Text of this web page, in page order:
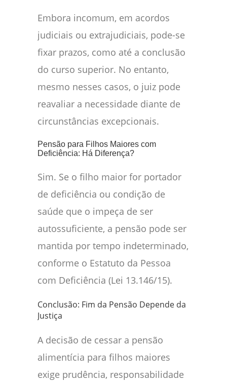
Embora incomum, em acordos
judiciais ou extrajudiciais, pode-se
fixar prazos, como até a conclusão
do curso superior. No entanto,
mesmo nesses casos, o juiz pode
reavaliar a necessidade diante de
circunstâncias excepcionais.
Pensão para Filhos Maiores com
Deficiência: Há Diferença?
Sim. Se o filho maior for portador
de deficiência ou condição de
saúde que o impeça de ser
autossuficiente, a pensão pode ser
mantida por tempo indeterminado,
conforme o Estatuto da Pessoa
com Deficiência (Lei 13.146/15).
Conclusão: Fim da Pensão Depende da
Justiça
A decisão de cessar a pensão
alimentícia para filhos maiores
exige prudência, responsabilidade